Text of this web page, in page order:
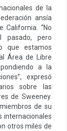
de la
ansía
California. “No
pasado, pero
que estamos
Área de Libre
a la
expresó
sobre las
de Sweeney.
de su
internacionales
otros miles de